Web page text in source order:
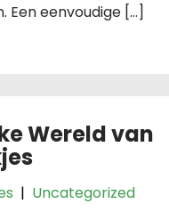
eenvoudige […]
Wereld van
| Uncategorized